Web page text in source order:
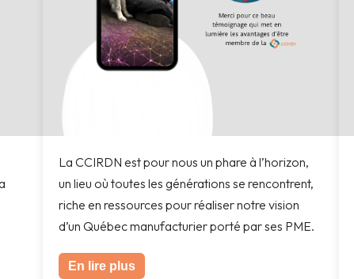
La CCIRDN est pour nous un phare à l’horizon,
un lieu où toutes les générations se rencontrent,
riche en ressources pour réaliser notre vision
d’un Québec manufacturier porté par ses PME.
En lire plus